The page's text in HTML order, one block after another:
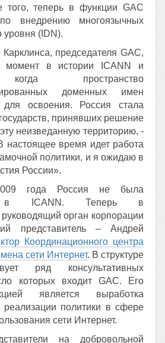
того, теперь в функции GAC
внедрению многоязычных
уровня (IDN).
председателя GAC,
момент в истории ICANN и
пространство
доменных имен
освоения. Россия стала
принявших решение
неизведанную территорию, -
настоящее время идет работа
политики, и я ожидаю в
России».
года Россия не была
в ICANN. Теперь в
орган корпорации
представитель – Андрей
Координационного центра
сети Интернет. В структуре
ряд консультативных
которых входит GAC. Его
является выработка
реализации политики в сфере
сети Интернет.
на добровольной